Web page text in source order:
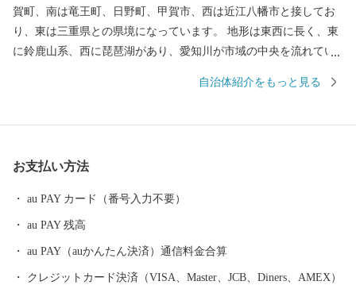
賀町、南は竜王町、日野町、甲賀市、西は近江八幡市と接してお
り、東は三重県との県境になっています。 地形は東西に長く、東
に鈴鹿山系、西に琵琶湖があり、愛知川が市域の中央を流れてい
流域には平地や丘陵地が広がり、緑豊かな田園地帯を形成してい
市・長浜市・甲賀市・大津市に次いで県内で5番目に大きな市で
自治体紹介をもっと見る
お支払い方法
au PAY カード（番号入力不要）
au PAY 残高
au PAY（auかんたん決済）通信料金合算
クレジットカード決済（VISA、Master、JCB、Diners、AMEX）